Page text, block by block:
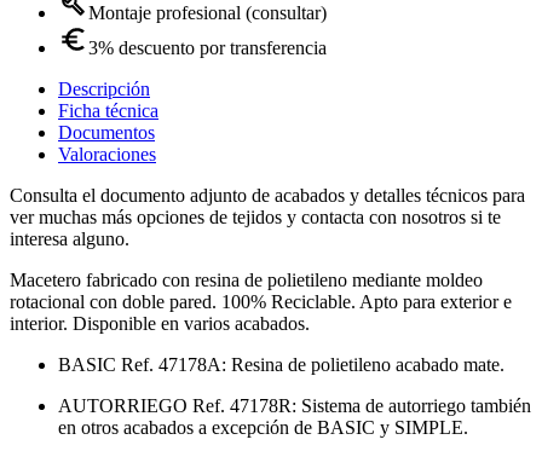
Montaje profesional (consultar)
3% descuento por transferencia
Descripción
Ficha técnica
Documentos
Valoraciones
Consulta el documento adjunto de acabados y detalles técnicos para
ver muchas más opciones de tejidos y contacta con nosotros si te
interesa alguno.
Macetero fabricado con resina de polietileno mediante moldeo
rotacional con doble pared. 100% Reciclable. Apto para exterior e
interior. Disponible en varios acabados.
BASIC Ref. 47178A: Resina de polietileno acabado mate.
AUTORRIEGO Ref. 47178R: Sistema de autorriego también
en otros acabados a excepción de BASIC y SIMPLE.